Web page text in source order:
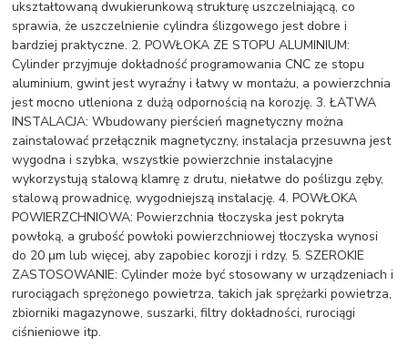
ukształtowaną dwukierunkową strukturę uszczelniającą, co
sprawia, że ​​uszczelnienie cylindra ślizgowego jest dobre i
bardziej praktyczne. 2. POWŁOKA ZE STOPU ALUMINIUM:
Cylinder przyjmuje dokładność programowania CNC ze stopu
aluminium, gwint jest wyraźny i łatwy w montażu, a powierzchnia
jest mocno utleniona z dużą odpornością na korozję. 3. ŁATWA
INSTALACJA: Wbudowany pierścień magnetyczny można
zainstalować przełącznik magnetyczny, instalacja przesuwna jest
wygodna i szybka, wszystkie powierzchnie instalacyjne
wykorzystują stalową klamrę z drutu, niełatwe do poślizgu zęby,
stalową prowadnicę, wygodniejszą instalację. 4. POWŁOKA
POWIERZCHNIOWA: Powierzchnia tłoczyska jest pokryta
powłoką, a grubość powłoki powierzchniowej tłoczyska wynosi
do 20 μm lub więcej, aby zapobiec korozji i rdzy. 5. SZEROKIE
ZASTOSOWANIE: Cylinder może być stosowany w urządzeniach i
rurociągach sprężonego powietrza, takich jak sprężarki powietrza,
zbiorniki magazynowe, suszarki, filtry dokładności, rurociągi
ciśnieniowe itp.